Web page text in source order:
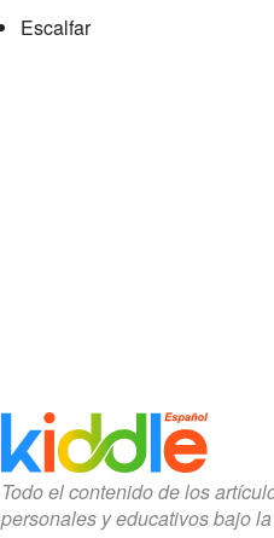
Escalfar
Todo el contenido de los
personales y educativos bajo